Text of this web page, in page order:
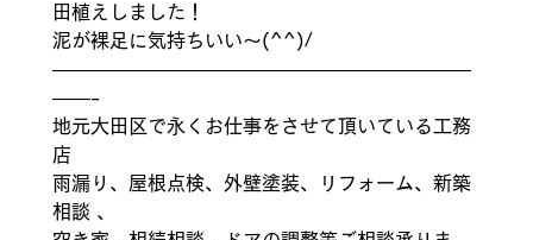
田植えしました！
泥が裸足に気持ちいい～(^^)/
——————————————————————
——-
地元大田区で永くお仕事をさせて頂いている工務
店
雨漏り、屋根点検、外壁塗装、リフォーム、新築
相談 、